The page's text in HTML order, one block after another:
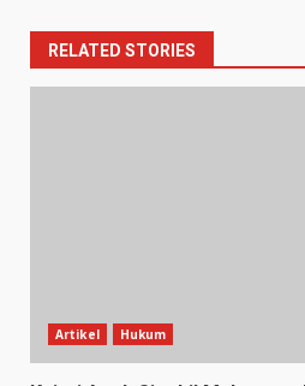
RELATED STORIES
Artikel Hukum